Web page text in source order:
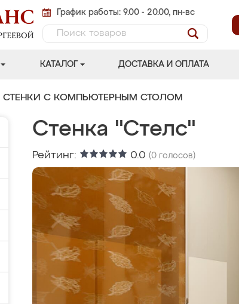
График работы: 9.00 - 20.00, пн-вс
КАТАЛОГ ДОСТАВКА И ОПЛАТА
СТЕНКИ С КОМПЬЮТЕРНЫМ СТОЛОМ
Стенка "Стелс"
Рейтинг: 0.0 (0 голосов)